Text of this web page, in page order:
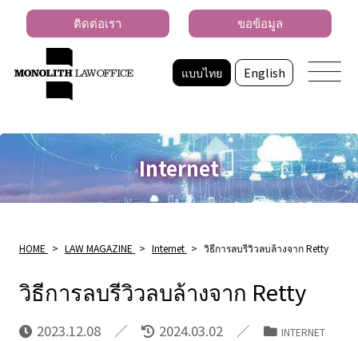
แบบไทย English
ติดต่อเรา ขอข้อมูล
Internet
HOME > LAW MAGAZINE > Internet > วิธีการลบรีวิวลบล้างจาก Retty
วิธีการลบรีวิวลบล้างจาก Retty
2023.12.08 2024.03.02 INTERNET